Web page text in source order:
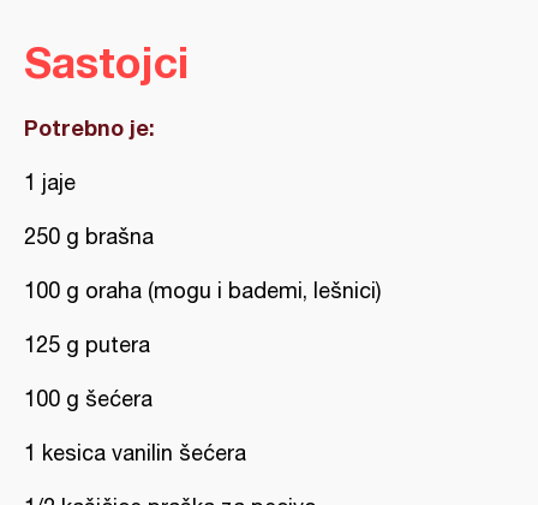
Sastojci
Potrebno je:
1 jaje
250 g brašna
100 g oraha (mogu i bademi, lešnici)
125 g putera
100 g šećera
1 kesica vanilin šećera